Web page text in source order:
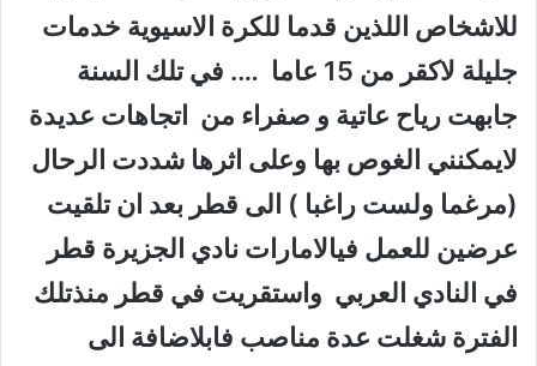
للاشخاص اللذين قدما للكرة الاسيوية خدمات
جليلة لاكقر من 15 عاما …. في تلك السنة
جابهت رياح عاتية و صفراء من اتجاهات عديدة
لايمكنني الغوص بها وعلى اثرها شددت الرحال
(مرغما ولست راغبا ) الى قطر بعد ان تلقيت
عرضين للعمل فيالامارات نادي الجزيرة قطر
في النادي العربي واستقريت في قطر منذتلك
الفترة شغلت عدة مناصب فابلاضافة الى